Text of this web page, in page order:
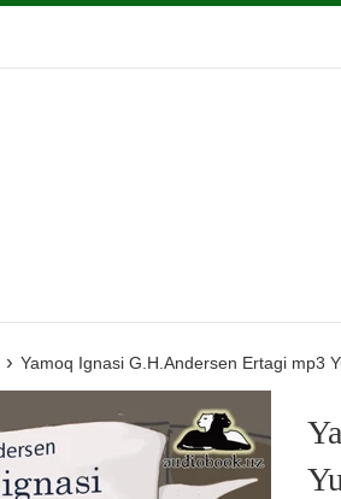
› Yamoq Ignasi G.H.Andersen Ertagi mp3